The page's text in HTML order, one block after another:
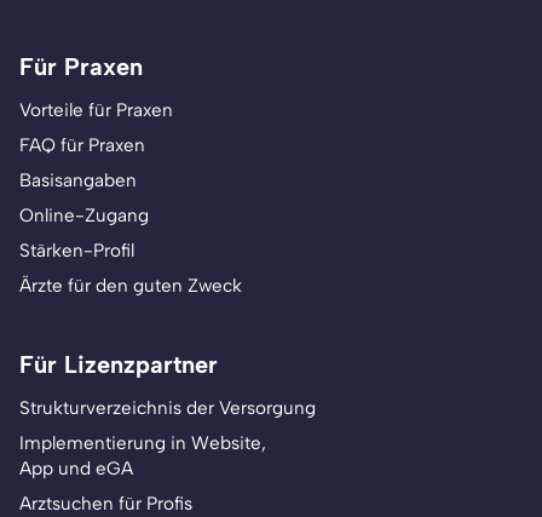
Für Praxen
Vorteile für Praxen
FAQ für Praxen
Basisangaben
Online-Zugang
Stärken-Profil
Ärzte für den guten Zweck
Für Lizenzpartner
Strukturverzeichnis der Versorgung
Implementierung in Website,
App und eGA
Arztsuchen für Profis